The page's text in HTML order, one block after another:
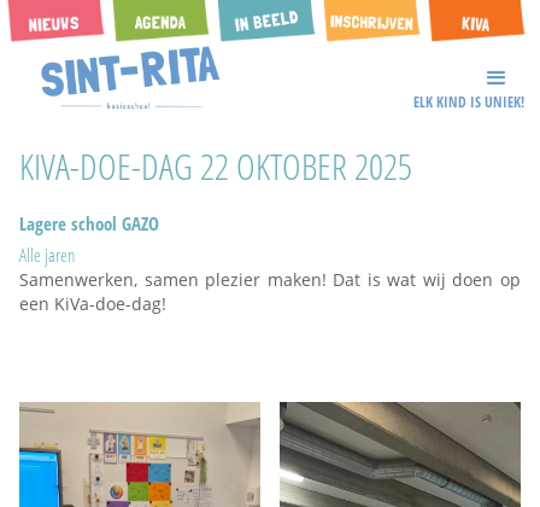
ELK KIND IS UNIEK!
KIVA-DOE-DAG 22 OKTOBER 2025
Lagere school GAZO
Alle jaren
Samenwerken, samen plezier maken! Dat is wat wij doen op
een KiVa-doe-dag!